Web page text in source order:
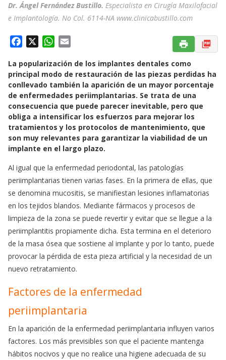
Dr. Ángel Fernández Bustillo. Especialista en Cirugía Maxilofacial
e Implantología. No Col. 6114-NA www.clinicabustillo.com
c
e
b
o
o
k
W
a
t
s
A
p
p
a
i
l
La popularización de los implantes dentales como
principal modo de restauración de las piezas perdidas ha
conllevado también la aparición de un mayor porcentaje
de enfermedades periimplantarias. Se trata de una
consecuencia que puede parecer inevitable, pero que
obliga a intensificar los esfuerzos para mejorar los
tratamientos y los protocolos de mantenimiento, que
son muy relevantes para garantizar la viabilidad de un
implante en el largo plazo.
Al igual que la enfermedad periodontal, las patologías
periimplantarias tienen varias fases. En la primera de ellas, que
se denomina mucositis, se manifiestan lesiones inflamatorias
en los tejidos blandos. Mediante fármacos y procesos de
limpieza de la zona se puede revertir y evitar que se llegue a la
periimplantitis propiamente dicha. Esta termina en el deterioro
de la masa ósea que sostiene al implante y por lo tanto, puede
provocar la pérdida de esta pieza artificial y la necesidad de un
nuevo retratamiento.
Factores de la enfermedad
periimplantaria
En la aparición de la enfermedad periimplantaria influyen varios
factores. Los más previsibles son que el paciente mantenga
hábitos nocivos y que no realice una higiene adecuada de su